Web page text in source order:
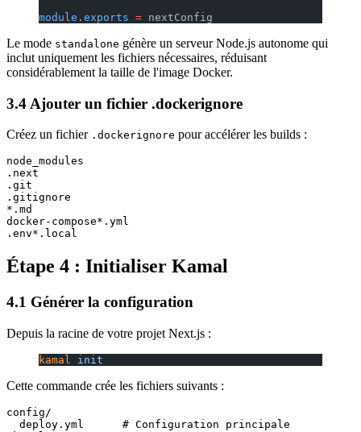
module . exports = nextConfig
Le mode standalone génère un serveur Node.js autonome qui
inclut uniquement les fichiers nécessaires, réduisant
considérablement la taille de l'image Docker.
3.4 Ajouter un fichier .dockerignore
Créez un fichier .dockerignore pour accélérer les builds :
node_modules
.next
.git
.gitignore
*.md
docker-compose*.yml
Étape 4 : Initialiser Kamal
4.1 Générer la configuration
Depuis la racine de votre projet Next.js :
kamal init
Cette commande crée les fichiers suivants :
config/
  deploy.yml      # Configuration principale